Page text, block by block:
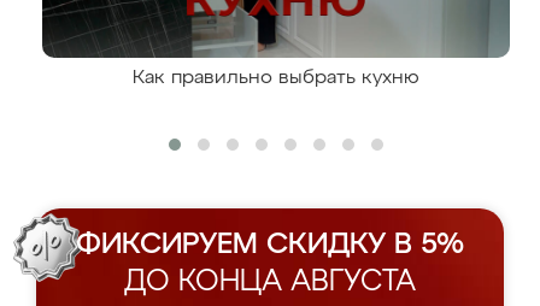
Как правильно выбрать кухню
ФИКСИРУЕМ СКИДКУ В 5%
ДО КОНЦА АВГУСТА